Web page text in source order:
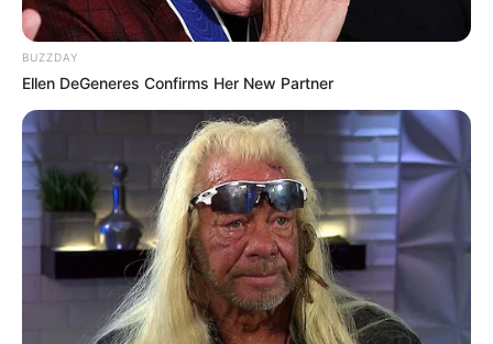
BUZZDAY
Ellen DeGeneres Confirms Her New Partner